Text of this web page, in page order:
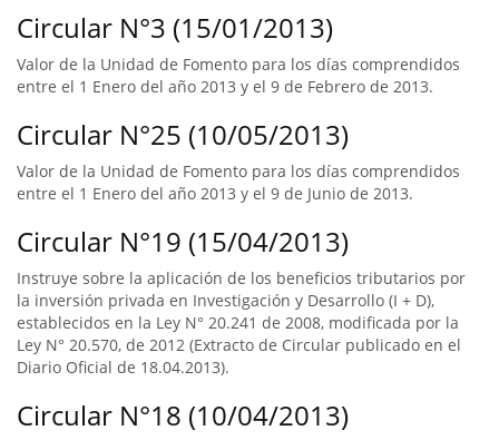
Circular N°3 (15/01/2013)
Valor de la Unidad de Fomento para los días comprendidos
entre el 1 Enero del año 2013 y el 9 de Febrero de 2013.
Circular N°25 (10/05/2013)
Valor de la Unidad de Fomento para los días comprendidos
entre el 1 Enero del año 2013 y el 9 de Junio de 2013.
Circular N°19 (15/04/2013)
Instruye sobre la aplicación de los beneficios tributarios por
la inversión privada en Investigación y Desarrollo (I + D),
establecidos en la Ley N° 20.241 de 2008, modificada por la
Ley N° 20.570, de 2012 (Extracto de Circular publicado en el
Diario Oficial de 18.04.2013).
Circular N°18 (10/04/2013)